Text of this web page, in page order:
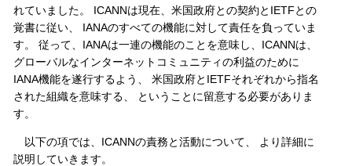
れていました。 ICANNは現在、米国政府との契約とIETFとの
覚書に従い、 IANAのすべての機能に対して責任を負っていま
す。 従って、IANAは一連の機能のことを意味し、ICANNは、
グローバルなインターネットコミュニティの利益のために
IANA機能を遂行するよう、 米国政府とIETFそれぞれから指名
された組織を意味する、 ということに留意する必要がありま
す。
以下の項では、ICANNの責務と活動について、 より詳細に
説明していきます。